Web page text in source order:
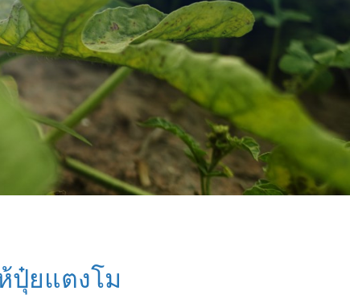
ปุ๋ยแตงโม